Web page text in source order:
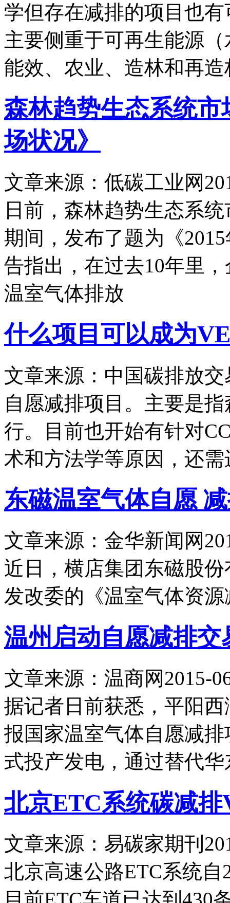
学但存在减排的项目也
主要侧重于可再生能源
能效、农业、造林和再
森林趋势生态系统市
场状况》
文章来源：低碳工业网
日前，森林趋势生态系
期间，发布了题为《
告指出，在过去10年里
温室气体排放
什么项目可以成为
文章来源：中国碳排放交
自愿减排项目。主要是
行。目前也开始有针对
术和方法学等原因，还
东磁温室气体自愿
文章来源：金华新闻网
近日，横店集团东磁股
发改委的《温室气体资
温州启动自愿减排交
文章来源：温商网2015-
据记者日前获悉，平阳
报国家温室气体自愿减
式投产发电，通过替代
北京ETC系统碳减
文章来源：易碳家期刊
北京高速公路ETC系统